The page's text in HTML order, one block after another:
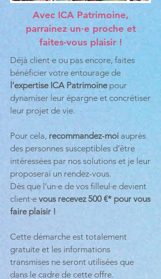
Avec ICA Patrimoine,
parrainez un·e proche et
faites-vous plaisir !
Déjà client·e ou pas encore, faites
bénéficier votre entourage de
l’expertise ICA Patrimoinepour
dynamiser leur épargne et concrétiser
leur projet de vie.
Pour cela, recommandez-moi auprès
des personnes susceptibles d’être
intéressées par nos solutions et je leur
proposerai un rendez-vous.
Dès que l’un·e de vos filleul·e devient
client·e vous recevez 500 €* pour vous
faire plaisir !
Cette démarche est totalement
gratuite et les informations
transmises ne seront utilisées que
dans le cadre de cette offre.